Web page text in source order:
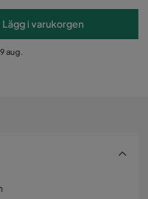
Lägg i varukorgen
aug.